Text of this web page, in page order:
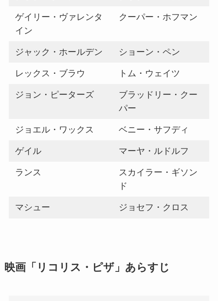
ゲイリー・ヴァレンタ
イン
クーパー・ホフマン
ジャック・ホールデン ショーン・ペン
レックス・ブラウ トム・ウェイツ
ジョン・ピーターズ
ブラッドリー・クー
パー
ジョエル・ワックス ベニー・サフディ
ゲイル マーヤ・ルドルフ
ランス
スカイラー・ギソン
ド
マシュー ジョセフ・クロス
映画「リコリス・ピザ」あらすじ